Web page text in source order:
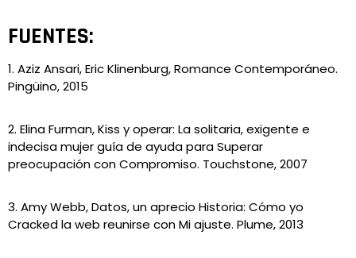
FUENTES:
1. Aziz Ansari, Eric Klinenburg, Romance Contemporáneo.
Pingüino, 2015
2. Elina Furman, Kiss y operar: La solitaria, exigente e
indecisa mujer guía de ayuda para Superar
preocupación con Compromiso. Touchstone, 2007
3. Amy Webb, Datos, un aprecio Historia: Cómo yo
Cracked la web reunirse con Mi ajuste. Plume, 2013